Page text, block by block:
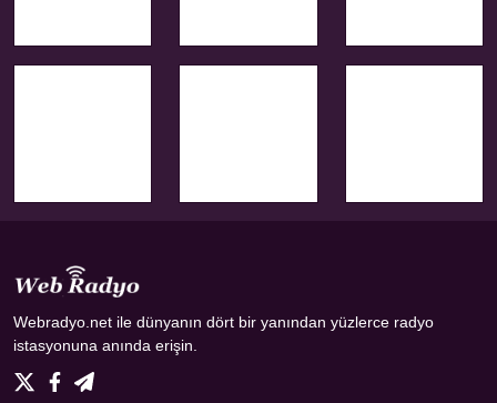
Webradyo.net ile dünyanın dört bir yanından yüzlerce radyo
istasyonuna anında erişin.